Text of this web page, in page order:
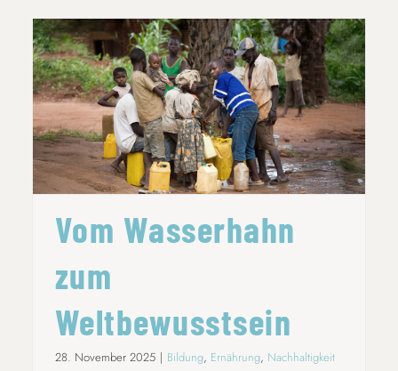
VOM WASSERHAHN ZUM
WELTBEWUSSTSEIN
Vom Wasserhahn
zum
Weltbewusstsein
28. November 2025 | Bildung, Ernährung, Nachhaltigkeit